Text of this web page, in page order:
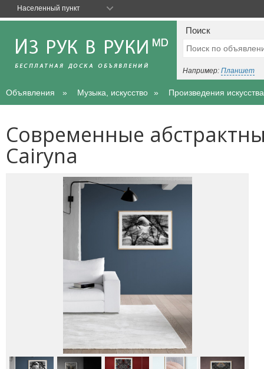
Поиск
Например: Планшет
Объявления Музыка, искусство Произведения
Современные
Cairyna
Населенный пункт